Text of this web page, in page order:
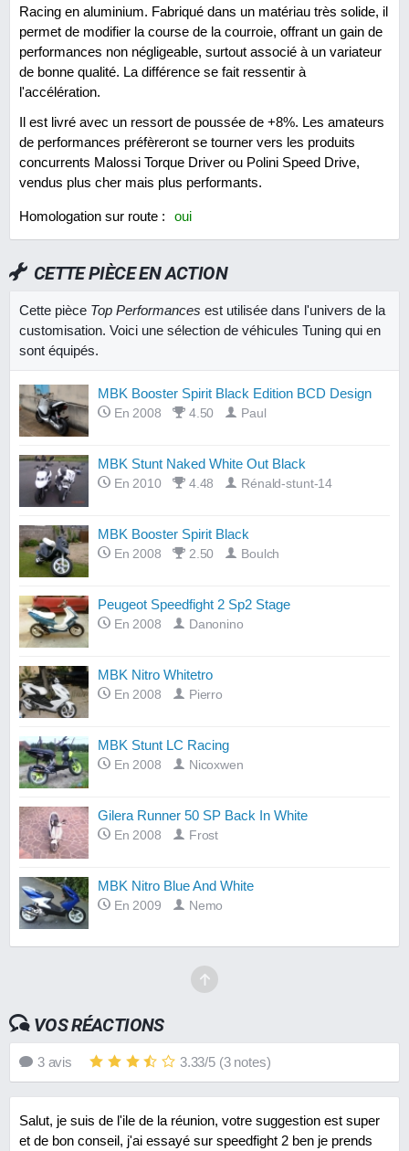
Racing en aluminium. Fabriqué dans un matériau très solide, il
permet de modifier la course de la courroie, offrant un gain de
performances non négligeable, surtout associé à un variateur
de bonne qualité. La différence se fait ressentir à
l'accélération.
Il est livré avec un ressort de poussée de +8%. Les amateurs
de performances préfèreront se tourner vers les produits
concurrents Malossi Torque Driver ou Polini Speed Drive,
vendus plus cher mais plus performants.
Homologation sur route : oui
CETTE PIÈCE EN ACTION
Cette pièce Top Performances est utilisée dans l'univers de la
customisation. Voici une sélection de véhicules Tuning qui en
sont équipés.
MBK Booster Spirit Black Edition BCD Design
En 2008 4.50 Paul
MBK Stunt Naked White Out Black
En 2010 4.48 Rénald-stunt-14
MBK Booster Spirit Black
En 2008 2.50 Boulch
Peugeot Speedfight 2 Sp2 Stage
En 2008 Danonino
MBK Nitro Whitetro
En 2008 Pierro
MBK Stunt LC Racing
En 2008 Nicoxwen
Gilera Runner 50 SP Back In White
En 2008 Frost
MBK Nitro Blue And White
En 2009 Nemo
VOS RÉACTIONS
3avis 3.33/5 (3notes)
Salut, je suis de l'ile de la réunion, votre suggestion est super
et de bon conseil, j'ai essayé sur speedfight 2 ben je prends